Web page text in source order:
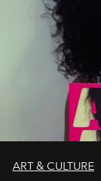
ART & CULTURE